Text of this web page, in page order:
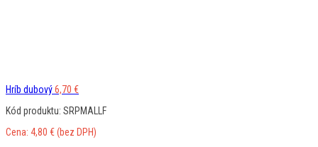
Hríb dubový6,70 €
Kód produktu: SRPMALLF
Cena: 4,80 €(bez DPH)